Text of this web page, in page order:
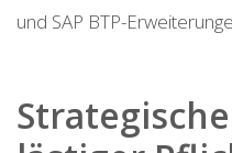
und SAP BTP-